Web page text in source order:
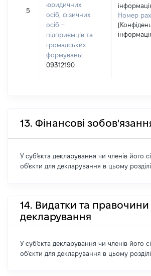
5
юридичних
осіб, фізичних
осіб –
підприємців та
громадських
формувань:
09312190
Номер
13. Фінансові
У суб'єкта декларування чи членів його
об'єкти для декларування в цьому
14. Видатки та правочини
декларування
У суб'єкта декларування чи членів його
об'єкти для декларування в цьому